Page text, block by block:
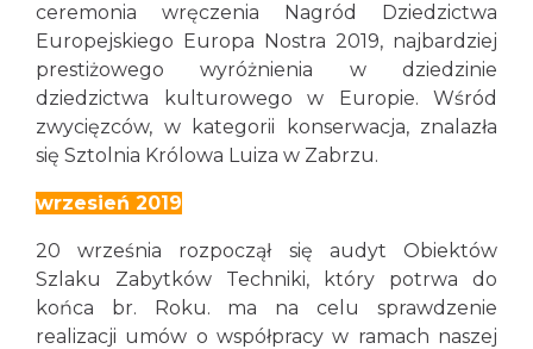
ceremonia wręczenia Nagród Dziedzictwa
Europejskiego Europa Nostra 2019, najbardziej
prestiżowego wyróżnienia w dziedzinie
dziedzictwa kulturowego w Europie. Wśród
zwycięzców, w kategorii konserwacja, znalazła
się Sztolnia Królowa Luiza w Zabrzu.
wrzesień 2019
20 września rozpoczął się audyt Obiektów
Szlaku Zabytków Techniki, który potrwa do
końca br. Roku. ma na celu sprawdzenie
realizacji umów o współpracy w ramach naszej